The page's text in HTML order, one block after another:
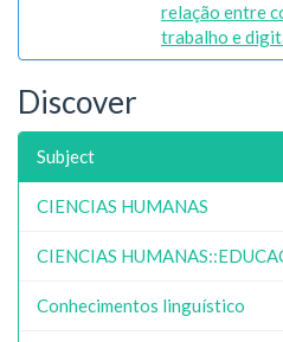
relação entre
trabalho e
Discover
Subject
CIENCIAS HUMANAS
CIENCIAS
Conhecimentos linguístico